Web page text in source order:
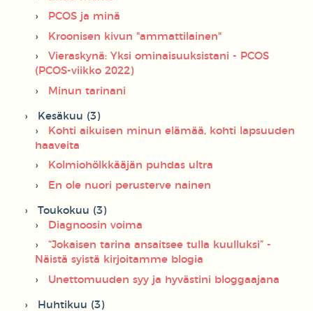
PCOS ja minä
Kroonisen kivun "ammattilainen"
Vieraskynä: Yksi ominaisuuksistani - PCOS
(PCOS-viikko 2022)
Minun tarinani
Kesäkuu (3)
Kohti aikuisen minun elämää, kohti lapsuuden
haaveita
Kolmiohölkkääjän puhdas ultra
En ole nuori perusterve nainen
Toukokuu (3)
Diagnoosin voima
“Jokaisen tarina ansaitsee tulla kuulluksi” -
Näistä syistä kirjoitamme blogia
Unettomuuden syy ja hyvästini bloggaajana
Huhtikuu (3)